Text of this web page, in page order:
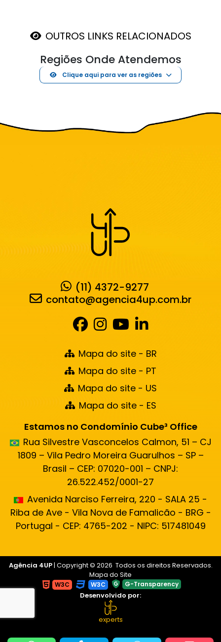
OUTROS LINKS RELACIONADOS
Regiões Onde Atendemos
Clique aqui para ver as regiões
(11) 4372-9277
contato@agencia4up.com.br
Mapa do site - BR
Mapa do site - PT
Mapa do site - US
Mapa do site - ES
Estamos no Condomínio Cube³ Office
Rua Silvestre Vasconcelos Calmon, 51 – CJ
1809 – Vila Pedro Moreira Guarulhos – SP –
Brasil – CEP: 07020-001 – CNPJ:
26.522.452/0001-27
Avenida Narciso Ferreira, 220 - SALA 25 -
Riba de Ave - Vila Nova de Famalicão - BRG -
Portugal - CEP: 4765-202 - NIPC: 517481049
Agência 4UP| Copyright © 2026 Todos os direitos Reservados.
Mapa do Site
W3C W3C G-Transparency
Desenvolvido por:
experts